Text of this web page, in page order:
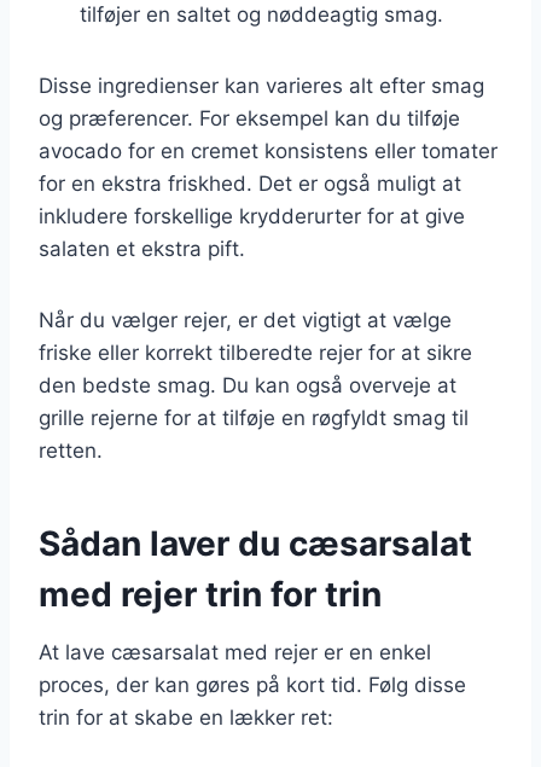
tilføjer en saltet og nøddeagtig smag.
Disse ingredienser kan varieres alt efter smag
og præferencer. For eksempel kan du tilføje
avocado for en cremet konsistens eller tomater
for en ekstra friskhed. Det er også muligt at
inkludere forskellige krydderurter for at give
salaten et ekstra pift.
Når du vælger rejer, er det vigtigt at vælge
friske eller korrekt tilberedte rejer for at sikre
den bedste smag. Du kan også overveje at
grille rejerne for at tilføje en røgfyldt smag til
retten.
Sådan laver du cæsarsalat
med rejer trin for trin
At lave cæsarsalat med rejer er en enkel
proces, der kan gøres på kort tid. Følg disse
trin for at skabe en lækker ret: